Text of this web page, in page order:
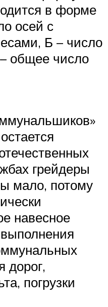
в форме
осей с
Б – число
общее число
грейдеры
мало, потому
навесное
дорог,
погрузки